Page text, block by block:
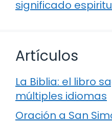
significado
Artículos
La Biblia: el libro
múltiples idiomas
Oración a San